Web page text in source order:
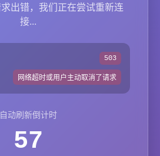
出错，我们正在尝试重新连
接...
503
网络超时或用户主动取消了请求
自动刷新倒计时
57